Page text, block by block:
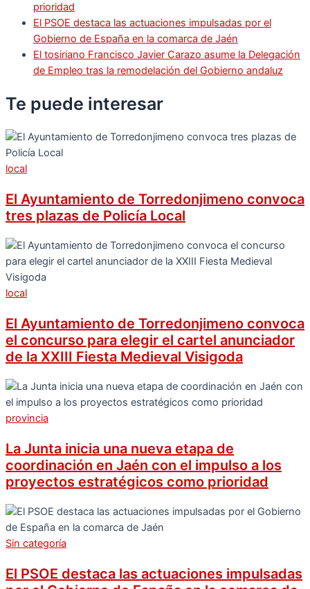
prioridad
El PSOE destaca las actuaciones impulsadas por el
Gobierno de España en la comarca de Jaén
El tosiriano Francisco Javier Carazo asume la Delegación
de Empleo tras la remodelación del Gobierno andaluz
Te puede interesar
local
El Ayuntamiento de Torredonjimeno convoca
tres plazas de Policía Local
local
El Ayuntamiento de Torredonjimeno convoca
el concurso para elegir el cartel anunciador
de la XXIII Fiesta Medieval Visigoda
provincia
La Junta inicia una nueva etapa de
coordinación en Jaén con el impulso a los
proyectos estratégicos como prioridad
Sin categoría
El PSOE destaca las actuaciones impulsadas